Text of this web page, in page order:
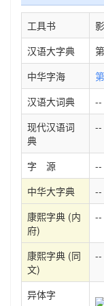
工具书
汉语大字典
中华字海
汉语大词典
--
现代汉语词
典
--
字 源
--
中华大字典
--
康熙字典 (内
府)
--
康熙字典 (同
文)
--
异体字